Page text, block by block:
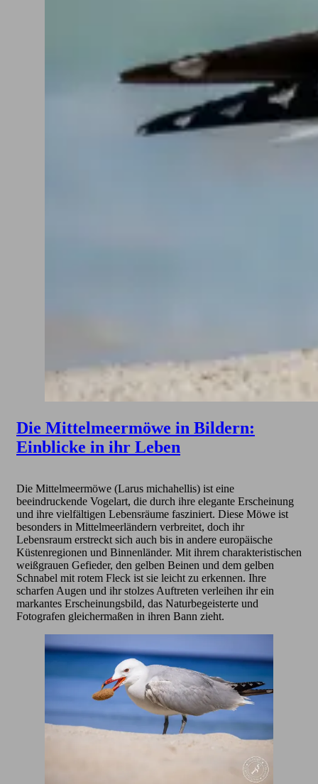
Die Mittelmeermöwe in Bildern:
Einblicke in ihr Leben
Die Mittelmeermöwe (Larus michahellis) ist eine
beeindruckende Vogelart, die durch ihre elegante Erscheinung
und ihre vielfältigen Lebensräume fasziniert. Diese Möwe ist
besonders in Mittelmeerländern verbreitet, doch ihr
Lebensraum erstreckt sich auch bis in andere europäische
Küstenregionen und Binnenländer. Mit ihrem charakteristischen
weißgrauen Gefieder, den gelben Beinen und dem gelben
Schnabel mit rotem Fleck ist sie leicht zu erkennen. Ihre
scharfen Augen und ihr stolzes Auftreten verleihen ihr ein
markantes Erscheinungsbild, das Naturbegeisterte und
Fotografen gleichermaßen in ihren Bann zieht.